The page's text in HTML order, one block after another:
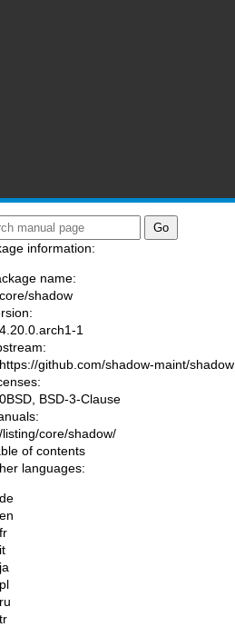
information:
name:
core/shadow
4.20.0.arch1-1
https://github.com/shadow-maint/shadow
0BSD, BSD-3-Clause
/listing/core/shadow/
of contents
languages:
de
en
fr
it
ja
pl
ru
tr